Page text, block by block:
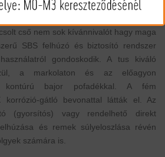
vadászfegyverei közül a Classic széria
cső nem sok kívánnivalót hagy maga
SBS felhúzó és biztosító rendszer
gondoskodik. A tus kiváló
a markolaton és az előagyon
kontúrú bajor pofadékkal. A fém
korrózió-gátló bevonattal látták el. Az
(gyorsítós) vagy rendelhető direkt
és remek súlyeloszlása révén
számára is.